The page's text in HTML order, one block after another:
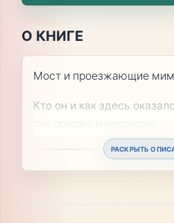
О КНИГЕ
Мост и проезжающие
Кто он и как здесь
РАСКРЫТЬ